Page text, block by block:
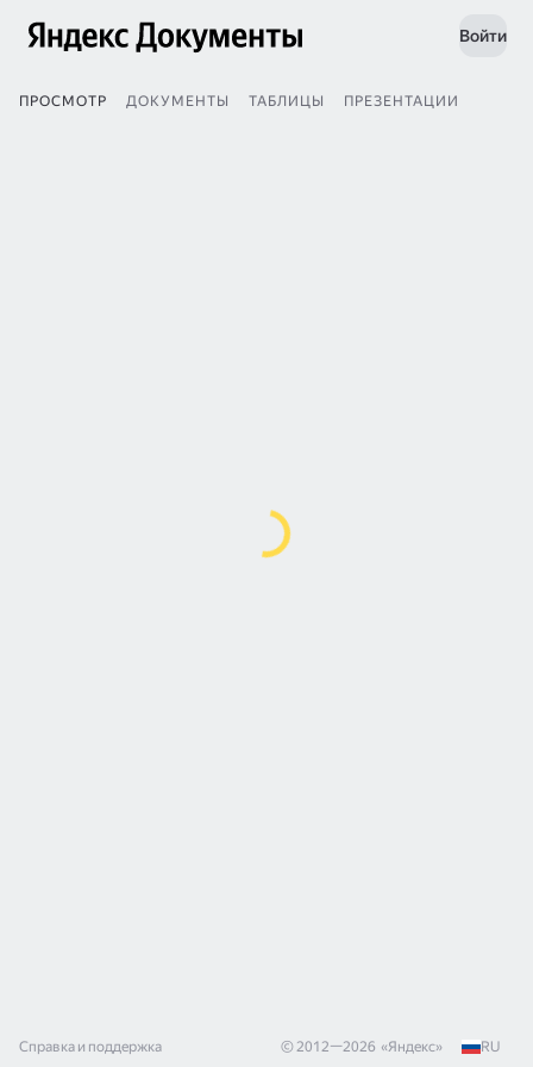
Войти
ПРОСМОТР ДОКУМЕНТЫ ТАБЛИЦЫ ПРЕЗЕНТАЦИИ
Справка и поддержка © 2012—2026 «Яндекс» RU